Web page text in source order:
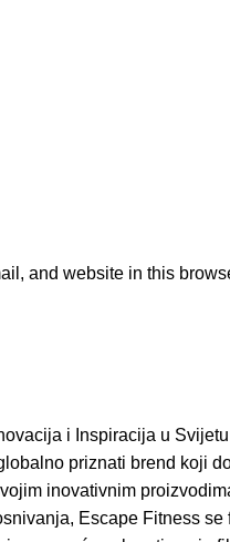
and website in this
i Inspiracija u
priznati brend koji
inovativnim
Escape Fitness se